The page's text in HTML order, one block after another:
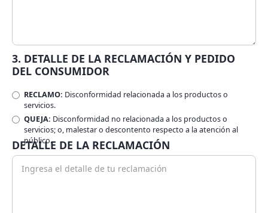
3. DETALLE DE LA RECLAMACIÓN Y PEDIDO
DEL CONSUMIDOR
RECLAMO: Disconformidad relacionada a los productos o
servicios.
QUEJA: Disconformidad no relacionada a los productos o
servicios; o, malestar o descontento respecto a la atención al
público.
DETALLE DE LA RECLAMACIÓN